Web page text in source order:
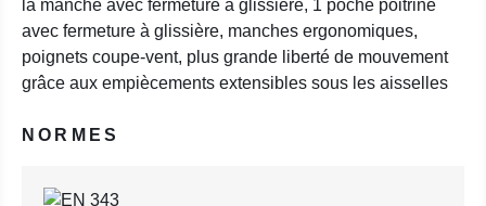
la manche avec fermeture à glissière, 1 poche poitrine
avec fermeture à glissière, manches ergonomiques,
poignets coupe-vent, plus grande liberté de mouvement
grâce aux empiècements extensibles sous les aisselles
NORMES